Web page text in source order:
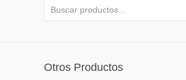
Otros Productos